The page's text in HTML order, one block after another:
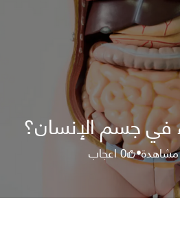
في جسم الإنسان؟
مشاهدة•
0اعجاب